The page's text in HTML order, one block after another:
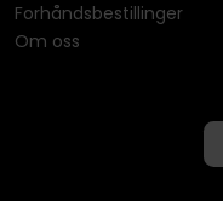
Forhåndsbestillinger
Om oss